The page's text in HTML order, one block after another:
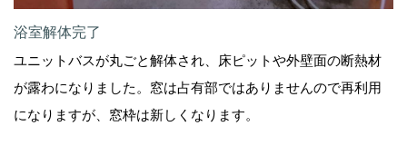
浴室解体完了
ユニットバスが丸ごと解体され、床ピットや外壁面の断熱材
が露わになりました。窓は占有部ではありませんので再利用
になりますが、窓枠は新しくなります。